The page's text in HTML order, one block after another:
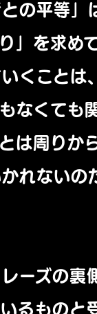
の平等」
」を求め
くことは、
なくても
は周りか
れないの
ーズの裏
るものと